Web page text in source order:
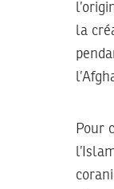
la
Pour